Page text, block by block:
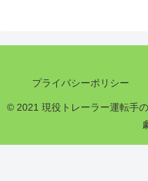
プライバシーポリシー
© 2021 現役トレーラー運転手